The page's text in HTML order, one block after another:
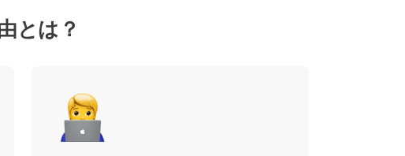
とは？